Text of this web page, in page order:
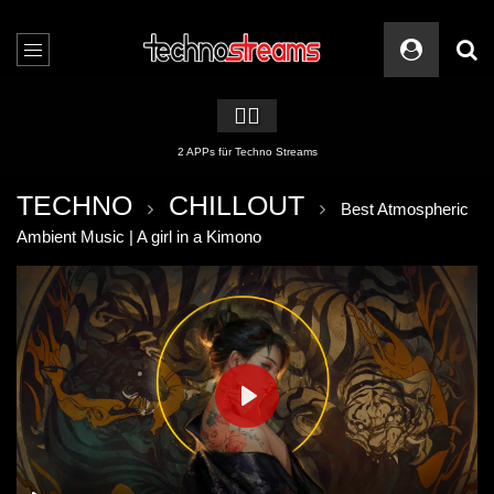
🏳️‍🌈
2 APPs für Techno Streams
TECHNO CHILLOUT
Best Atmospheric
Ambient Music | A girl in a Kimono
PLAY